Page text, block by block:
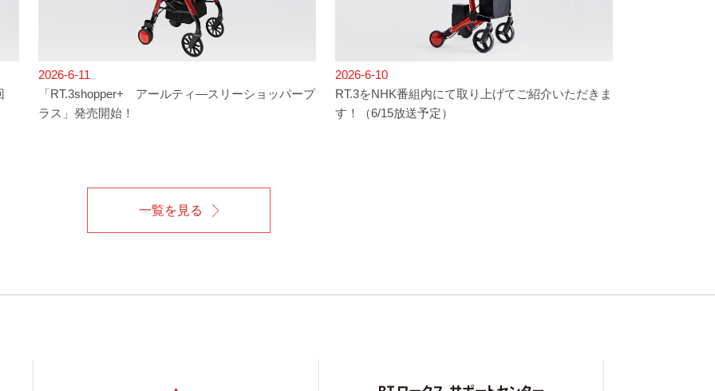
2026-6-11
「RT.3shopper+ アールティ―スリーショッパープ
ラス」発売開始！
2026-6-10
RT.3をNHK番組内にて取り上げてご紹介いただきま
す！（6/15放送予定）
一覧を見る